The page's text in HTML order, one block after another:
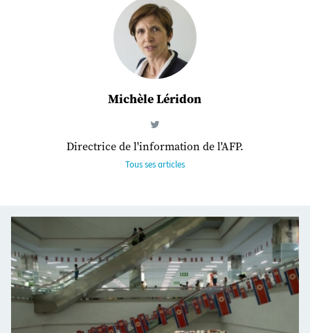
Michèle Léridon
Directrice de l'information de l'AFP.
Tous ses articles